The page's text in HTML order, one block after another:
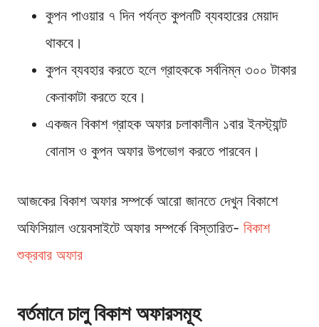
কুপন পাওয়ার ৭ দিন পর্যন্ত কুপনটি ব্যবহারের মেয়াদ
থাকবে।
কুপন ব্যবহার করতে হলে গ্রাহককে সর্বনিম্ন ৩০০ টাকার
কেনাকাটা করতে হবে।
একজন বিকাশ গ্রাহক অফার চলাকালীন ১বার ইনস্ট্যান্ট
বোনাস ও কুপন অফার উপভোগ করতে পারবেন।
আজকের বিকাশ অফার সম্পর্কে আরো জানতে দেখুন বিকাশে
অফিসিয়াল ওয়েবসাইটে অফার সম্পর্কে বিস্তারিত- বিকাশ
শুক্রবার অফার
বর্তমানে চালু বিকাশ অফারসমূহ